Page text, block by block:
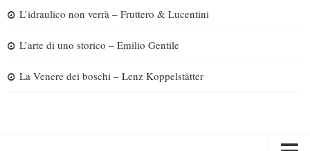
L’idraulico non verrà – Fruttero & Lucentini
L’arte di uno storico – Emilio Gentile
La Venere dei boschi – Lenz Koppelstätter